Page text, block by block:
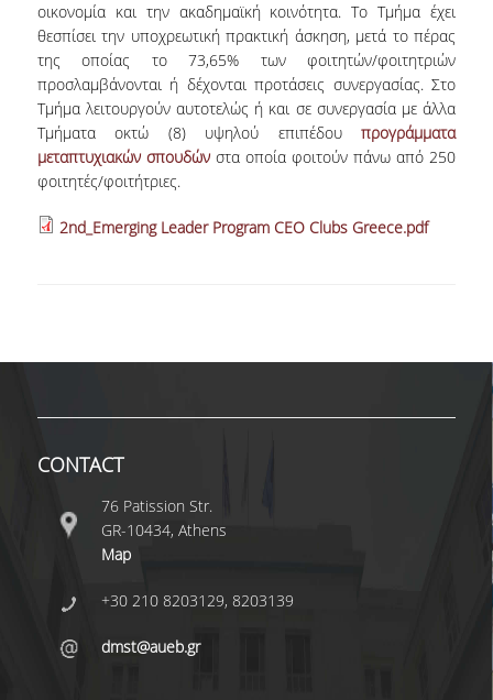
οικονομία και την ακαδημαϊκή κοινότητα. Το Τμήμα έχει
θεσπίσει την υποχρεωτική πρακτική άσκηση, μετά το πέρας
της οποίας το 73,65% των φοιτητών/φοιτητριών
προσλαμβάνονται ή δέχονται προτάσεις συνεργασίας. Στο
Τμήμα λειτουργούν αυτοτελώς ή και σε συνεργασία με άλλα
Τμήματα οκτώ (8) υψηλού επιπέδουπρογράμματα
μεταπτυχιακών σπουδώνστα οποία φοιτούν πάνω από 250
φοιτητές/φοιτήτριες.
2nd_Emerging Leader Program CEO Clubs Greece.pdf
CONTACT
76 Patission Str.
GR-10434, Athens
Map
+30 210 8203129, 8203139
dmst@aueb.gr